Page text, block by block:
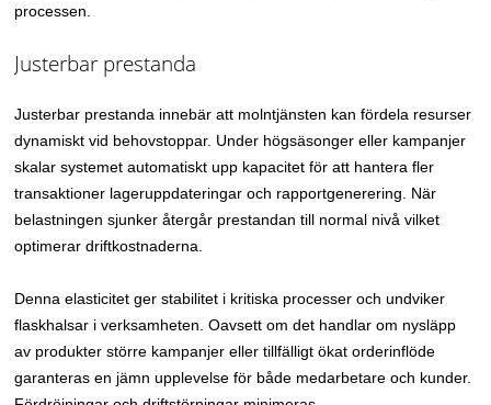
processen.
Justerbar prestanda
Justerbar prestanda innebär att molntjänsten kan fördela resurser
dynamiskt vid behovstoppar. Under högsäsonger eller kampanjer
skalar systemet automatiskt upp kapacitet för att hantera fler
transaktioner lageruppdateringar och rapportgenerering. När
belastningen sjunker återgår prestandan till normal nivå vilket
optimerar driftkostnaderna.
Denna elasticitet ger stabilitet i kritiska processer och undviker
flaskhalsar i verksamheten. Oavsett om det handlar om nysläpp
av produkter större kampanjer eller tillfälligt ökat orderinflöde
garanteras en jämn upplevelse för både medarbetare och kunder.